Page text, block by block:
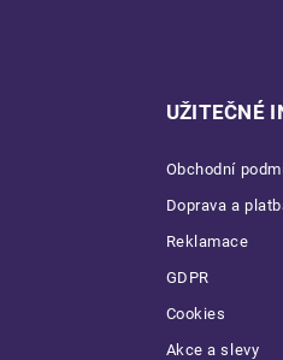
UŽITEČNÉ
Obchodní
Doprava a
Reklamace
GDPR
Cookies
Akce a slevy